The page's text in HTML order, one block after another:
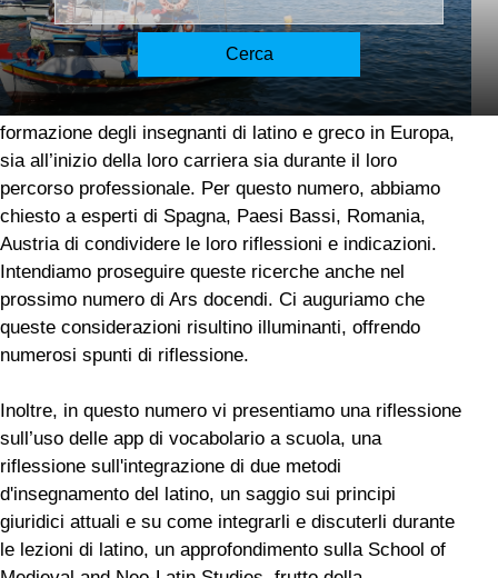
integralmente insieme al collega Matthias Korn, che
desidero ringraziare di cuore per la preziosissima
collaborazione. Abbiamo deciso di proporvi un tema
centrale che riteniamo estremamente interessante: la
formazione degli insegnanti di latino e greco in Europa,
sia all’inizio della loro carriera sia durante il loro
percorso professionale. Per questo numero, abbiamo
chiesto a esperti di Spagna, Paesi Bassi, Romania,
Austria di condividere le loro riflessioni e indicazioni.
Intendiamo proseguire queste ricerche anche nel
prossimo numero di Ars docendi. Ci auguriamo che
queste considerazioni risultino illuminanti, offrendo
numerosi spunti di riflessione.
Inoltre, in questo numero vi presentiamo una riflessione
sull’uso delle app di vocabolario a scuola, una
riflessione sull'integrazione di due metodi
d'insegnamento del latino, un saggio sui principi
giuridici attuali e su come integrarli e discuterli durante
le lezioni di latino, un approfondimento sulla School of